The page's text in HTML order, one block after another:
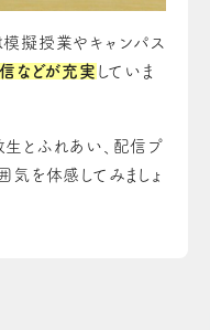
擬授業やキャンパス
などが充実 していま
とふれあい、配信プ
気を体感してみましょ